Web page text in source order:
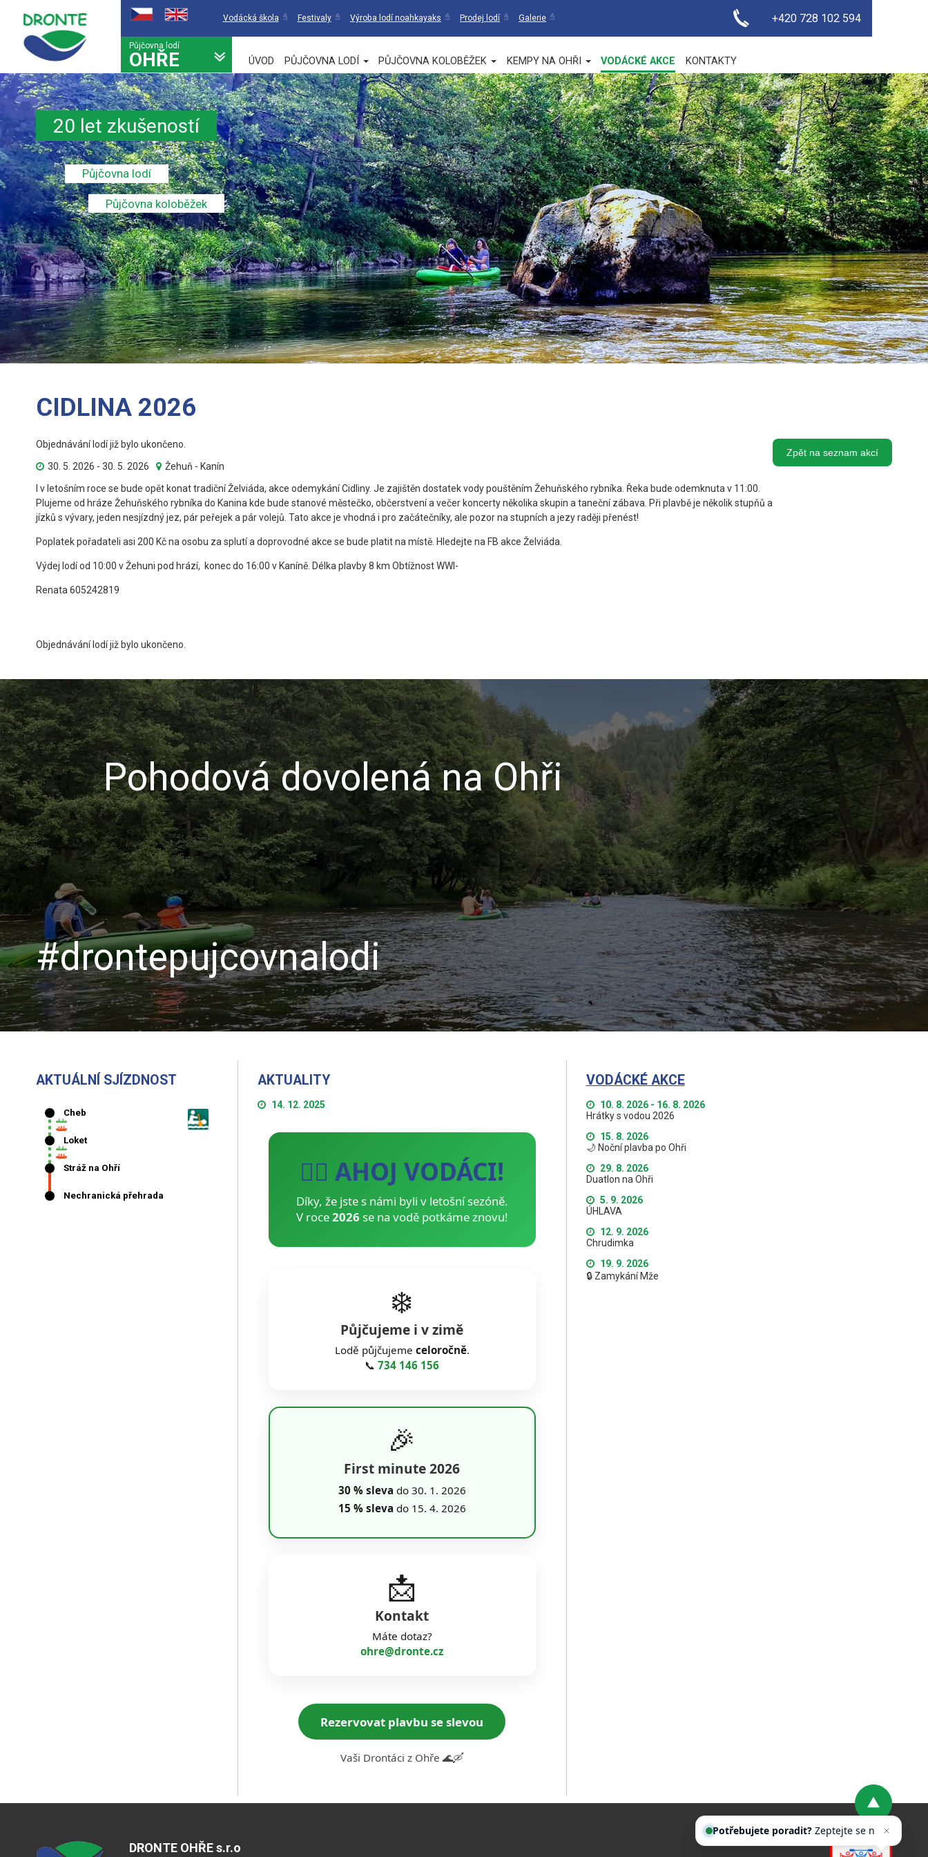
Vodácká škola Festivaly Výroba lodí noahkayaks Prodej lodí Galerie +420 728 102 594
Půjčovna lodí
OHŘE ÚVOD PŮJČOVNA LODÍ PŮJČOVNA KOLOBĚŽEK KEMPY NA OHŘI VODÁCKÉ AKCE KONTAKTY
20 let zkušeností
Půjčovna lodí
Půjčovna koloběžek
CIDLINA 2026
Zpět na seznam akcí
Objednávání lodí již bylo ukončeno.
30. 5. 2026 - 30. 5. 2026
Žehuň - Kanín
I v letošním roce se bude opět konat tradiční Želviáda, akce odemykání Cidliny. Je zajištěn dostatek vody pouštěním Žehuňského rybníka. Řeka bude odemknuta v 11:00.
Plujeme od hráze Žehuňského rybníka do Kanina kde bude stanové městečko, občerstvení a večer koncerty několika skupin a taneční zábava. Při plavbě je několik stupňů a
jízků s vývary, jeden nesjízdný jez, pár peřejek a pár volejů. Tato akce je vhodná i pro začátečníky, ale pozor na stupních a jezy raději přenést!
Poplatek pořadateli asi 200 Kč na osobu za splutí a doprovodné akce se bude platit na místě. Hledejte na FB akce Želviáda.
Výdej lodí od 10:00 v Žehuni pod hrází, konec do 16:00 v Kaníně. Délka plavby 8 km Obtížnost WWI-
Renata 605242819
Objednávání lodí již bylo ukončeno.
Pohodová dovolená na Ohři
#drontepujcovnalodi
AKTUÁLNÍ SJÍZDNOST AKTUALITY
14. 12. 2025
🚣‍♂️ AHOJ VODÁCI!
Díky, že jste s námi byli v letošní sezóně.
V roce2026 se na vodě potkáme znovu!
❄️
Půjčujeme i v zimě
Lodě půjčujeme celoročně.
📞734 146 156
🎉
First minute 2026
30 % sleva do 30. 1. 2026
15 % sleva do 15. 4. 2026
📩
Kontakt
Máte dotaz?
ohre@dronte.cz
Rezervovat plavbu se slevou
Vaši Drontáci z Ohře 🌊🛶
VODÁCKÉ AKCE
10. 8. 2026 - 16. 8. 2026
Hrátky s vodou 2026
15. 8. 2026
🌙 Noční plavba po Ohři
29. 8. 2026
Duatlon na Ohři
5. 9. 2026
ÚHLAVA
12. 9. 2026
Chrudimka
19. 9. 2026
🔒 Zamykání Mže
DRONTE OHŘE s.r.o
Potřebujete poradit?Zeptejte se
našeho asistenta Chettyho.